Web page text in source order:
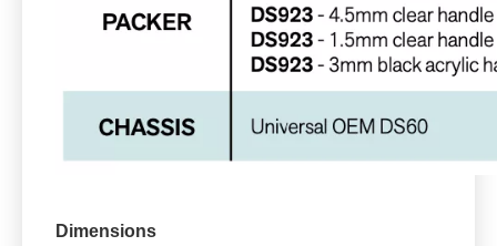
Dimensions